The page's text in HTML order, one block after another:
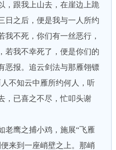
，跟我上山去，在崖边上跪
日之后，便是我与一人所约
我不死，你们有一丝恶行，
若我不幸死了，便是你们的
恶报。追云剑法与那雁翎镖
不知云中雁所约何人，听
，已喜之不尽，忙叩头谢
鹰之捕小鸡，施展“飞雁
来到一座峭壁之上。那峭